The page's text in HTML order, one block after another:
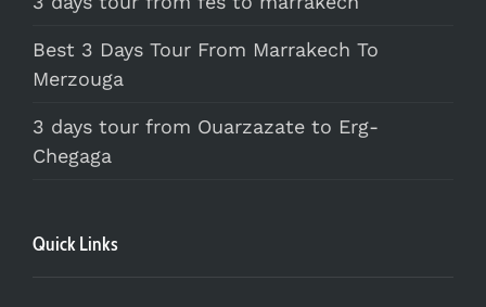
Best 3 Days Tour From Marrakech To
Merzouga
3 days tour from Ouarzazate to Erg-
Chegaga
Quick Links